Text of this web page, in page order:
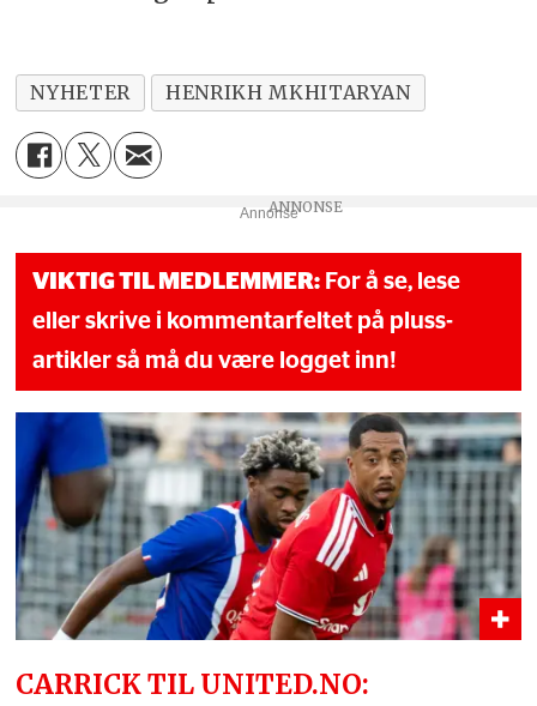
NYHETER HENRIKH MKHITARYAN
Annonse
VIKTIG TIL MEDLEMMER: For å se, lese
eller skrive i kommentarfeltet på pluss-
artikler så må du være logget inn!
CARRICK TIL UNITED.NO: